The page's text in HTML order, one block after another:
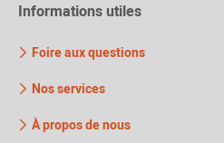
Informations utiles
Foire aux questions
Nos services
À propos de nous